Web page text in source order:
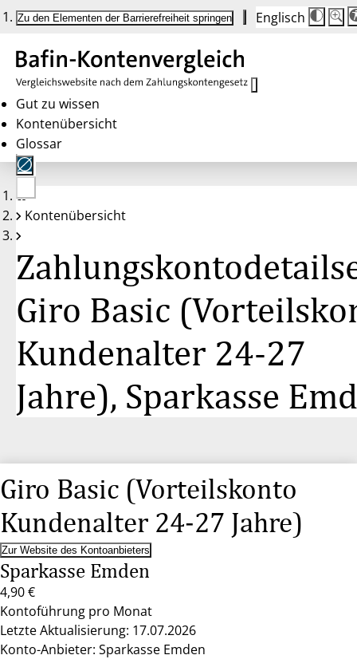
Zu den Elementen der Barrierefreiheit springen Englisch
Die
auf
100
100
Gut zu wissen
Kontenübersicht
Glossar
Keine
Konten
Kontenübersicht
Giro Basic
Kundenalter 24-27
Jahre), Sparkasse
Giro Basic (Vorteilskonto
Kundenalter 24-27 Jahre)
Zur Website des Kontoanbieters
Sparkasse Emden
4,90 €
Kontoführung pro Monat
Letzte Aktualisierung: 17.07.2026
Konto-Anbieter: Sparkasse Emden